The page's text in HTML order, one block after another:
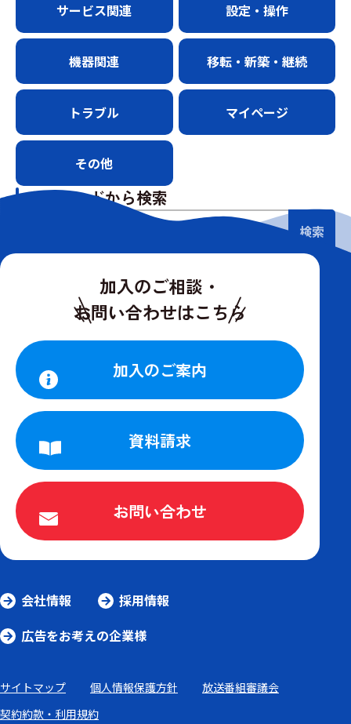
サービス関連 設定・操作
機器関連 移転・新築・継続
トラブル マイページ
その他
キーワードから検索
検索
加入のご相談・
お問い合わせはこちら
加入のご案内
資料請求
お問い合わせ
会社情報
採用情報
広告をお考えの企業様
サイトマップ 個人情報保護方針
放送番組審議会
契約約款・利用規約